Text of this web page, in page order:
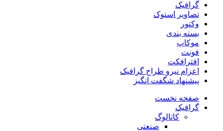
گرافیک
تصاویر استوک
وکتور
بسته بندی
موکاپ
فونت
افترافکت
اعزام نیرو طراح گرافیک
پیشنهاد شگفت انگیز
صفحه نخست
گرافیک
کاتالوگ
صنعتی